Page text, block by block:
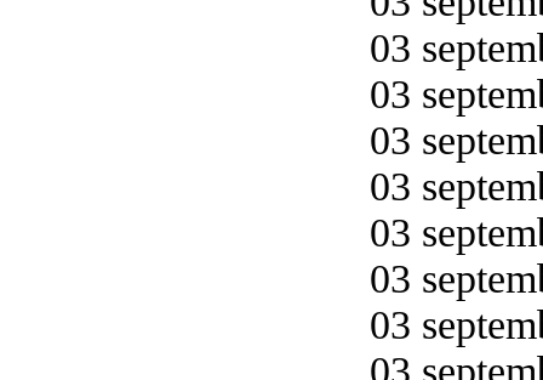
03
03
03
03
03
03
03
03